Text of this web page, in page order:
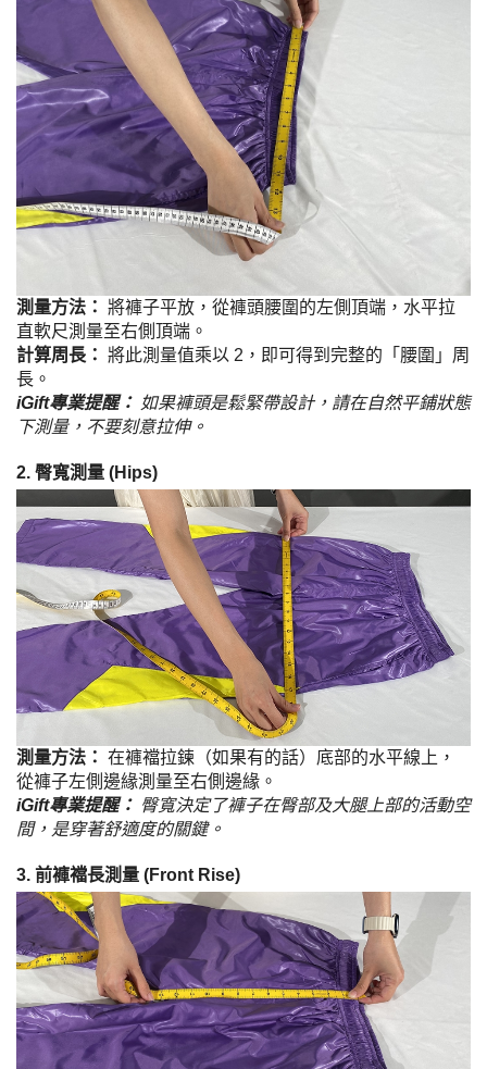
測量方法： 將褲子平放，從褲頭腰圍的左側頂端，水平拉
直軟尺測量至右側頂端。
計算周長： 將此測量值乘以 2，即可得到完整的「腰圍」周
長。
iGift專業提醒： 如果褲頭是鬆緊帶設計，請在自然平鋪狀態
下測量，不要刻意拉伸。
2. 臀寬測量 (Hips)
測量方法： 在褲襠拉鍊（如果有的話）底部的水平線上，
從褲子左側邊緣測量至右側邊緣。
iGift專業提醒： 臀寬決定了褲子在臀部及大腿上部的活動空
間，是穿著舒適度的關鍵。
3. 前褲襠長測量 (Front Rise)